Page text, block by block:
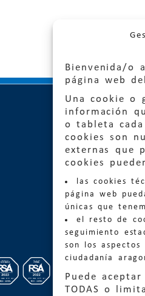
Bienvenida/o
página web
Una cookie o
información
o tableta
cookies son
externas que
cookies
las cookies
página web
únicas que
el resto de
seguimiento
son los
ciudadanía
Puede
TODAS o